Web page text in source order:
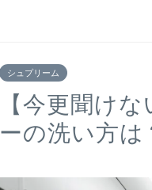
シュプリーム
【今更聞け
ーの洗い方は